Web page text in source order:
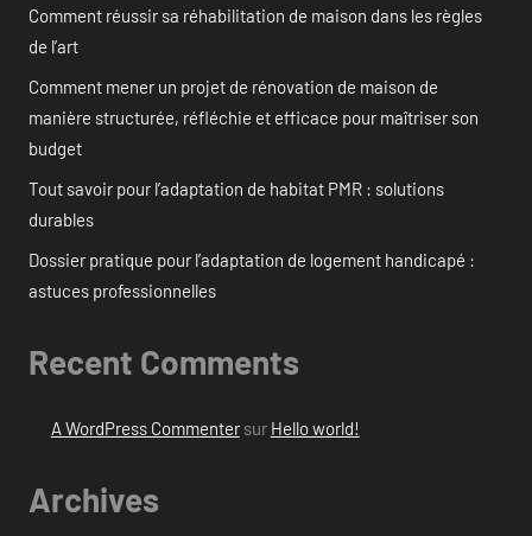
Comment réussir sa réhabilitation de maison dans les règles
de l’art
Comment mener un projet de rénovation de maison de
manière structurée, réfléchie et efficace pour maîtriser son
budget
Tout savoir pour l’adaptation de habitat PMR : solutions
durables
Dossier pratique pour l’adaptation de logement handicapé :
astuces professionnelles
Recent Comments
A WordPress Commentersur Hello world!
Archives